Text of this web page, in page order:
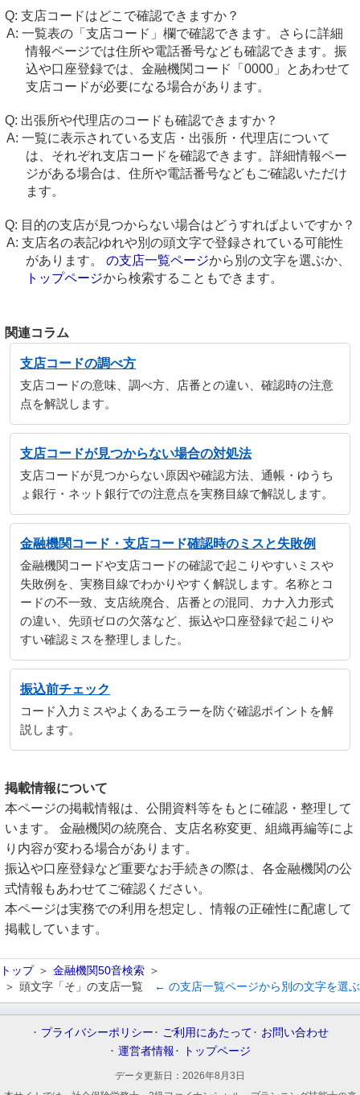
支店コードはどこで確認できますか？
一覧表の「支店コード」欄で確認できます。さらに詳細
情報ページでは住所や電話番号なども確認できます。振
込や口座登録では、金融機関コード「0000」とあわせて
支店コードが必要になる場合があります。
出張所や代理店のコードも確認できますか？
一覧に表示されている支店・出張所・代理店について
は、それぞれ支店コードを確認できます。詳細情報ペー
ジがある場合は、住所や電話番号などもご確認いただけ
ます。
目的の支店が見つからない場合はどうすればよいですか？
支店名の表記ゆれや別の頭文字で登録されている可能性
があります。 の支店一覧ページから別の文字を選ぶか、
トップページから検索することもできます。
関連コラム
支店コードの調べ方
支店コードの意味、調べ方、店番との違い、確認時の注意
点を解説します。
支店コードが見つからない場合の対処法
支店コードが見つからない原因や確認方法、通帳・ゆうち
ょ銀行・ネット銀行での注意点を実務目線で解説します。
金融機関コード・支店コード確認時のミスと失敗例
金融機関コードや支店コードの確認で起こりやすいミスや
失敗例を、実務目線でわかりやすく解説します。名称とコ
ードの不一致、支店統廃合、店番との混同、カナ入力形式
の違い、先頭ゼロの欠落など、振込や口座登録で起こりや
すい確認ミスを整理しました。
振込前チェック
コード入力ミスやよくあるエラーを防ぐ確認ポイントを解
説します。
掲載情報について
本ページの掲載情報は、公開資料等をもとに確認・整理して
います。 金融機関の統廃合、支店名称変更、組織再編等によ
り内容が変わる場合があります。
振込や口座登録など重要なお手続きの際は、各金融機関の公
式情報もあわせてご確認ください。
本ページは実務での利用を想定し、情報の正確性に配慮して
掲載しています。
トップ
金融機関50音検索
頭文字「そ」の支店一覧
← の支店一覧ページから別の文字を選ぶ
プライバシーポリシー ご利用にあたって
お問い合わせ
運営者情報
トップページ
データ更新日： 2026年8月3日